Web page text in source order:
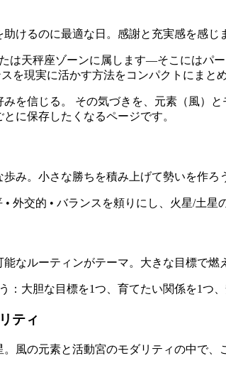
けるのに最適な日。感謝と充実感を感じ
は天秤座ゾーンに属します—そこにはパ
スを現実に活かす方法をコンパクトにま
を信じる。 その気づきを、元素（風）
に保存したくなるページです。
み。小さな勝ちを積み上げて勢いを作ろ
• 外交的 • バランスを頼りにし、火星/土
なルーティンがテーマ。大きな目標で燃
：大胆な目標を1つ、育てたい関係を1つ
ティ
風の元素と活動宮のモダリティの中で、